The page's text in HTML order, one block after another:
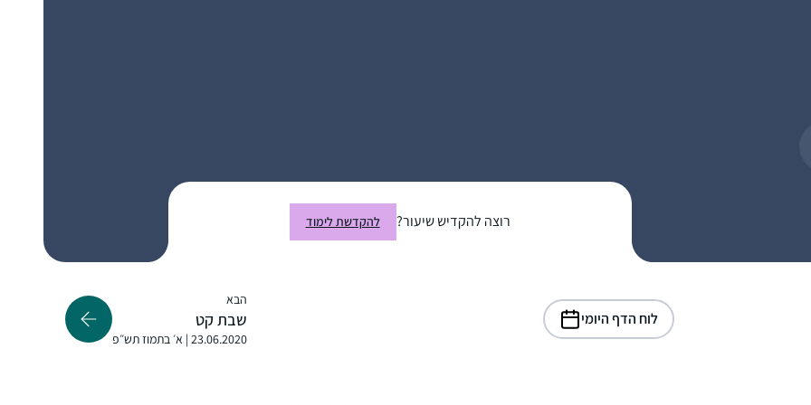
רוצה להקדיש שיעור? להקדשת לימוד
לוח הדף היומי
הבא
שבת קט
23.06.2020 | א׳ בתמוז תש״פ
לתוך היום-יום שלי והפך לאחד ממגדירי הזהות
שלי ממש.